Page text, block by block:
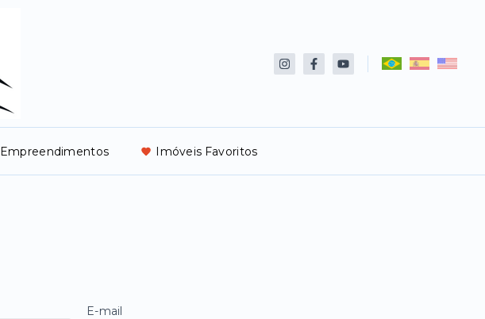
Empreendimentos Imóveis Favoritos
E-mail